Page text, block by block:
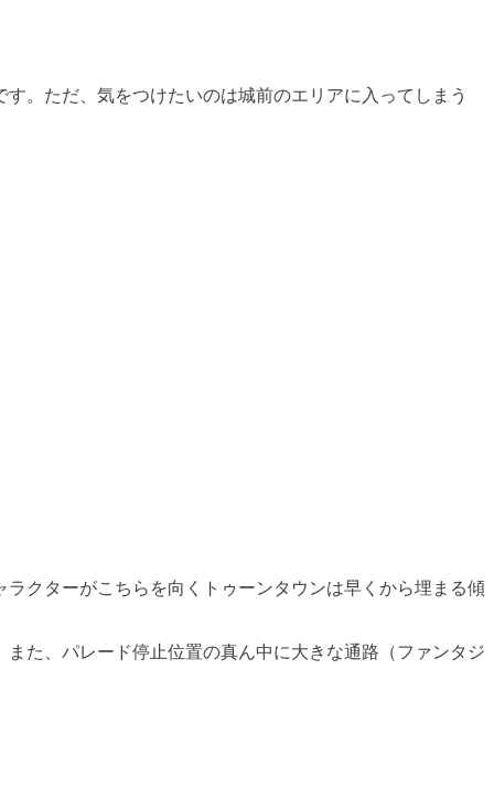
。ただ、気をつけたいのは城前のエリアに入ってしまう
クターがこちらを向くトゥーンタウンは早くから埋まる傾
た、パレード停止位置の真ん中に大きな通路（ファンタジ